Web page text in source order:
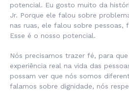
potencial. Eu gosto muito da
Jr. Porque ele falou sobre
nas ruas, ele falou sobre pessoas,
Esse é o nosso potencial.
Nós precisamos trazer fé, para
experiência real na vida das
possam ver que nós somos
falamos sobre dignidade, nós